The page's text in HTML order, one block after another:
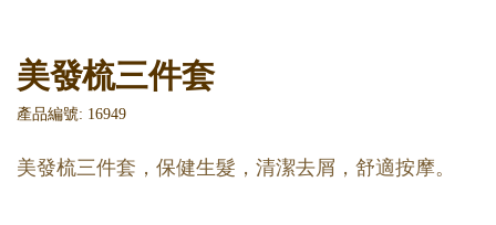
美發梳三件套
產品編號: 16949
美發梳三件套，保健生髮，清潔去屑，舒適按摩。